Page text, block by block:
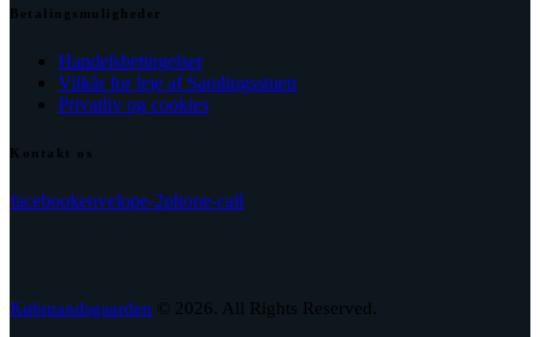
Betalingsmuligheder
Handelsbetingelser
Vilkår for leje af Samlingsstuen
Privatliv og cookies
Kontakt os
facebookenvelope-2phone-call
Købmandsgaarden © 2026. All Rights Reserved.